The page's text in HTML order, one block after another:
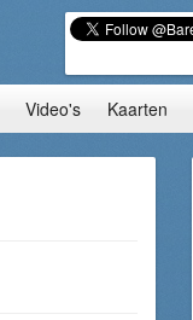
Video's Kaarten